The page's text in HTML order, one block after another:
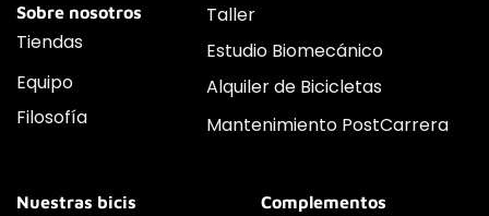
Sobre nosotros
Tiendas
Equipo
Filosofía
Taller
Estudio Biomecánico
Alquiler de Bicicletas
Mantenimiento PostCarrera
Nuestras bicis Complementos